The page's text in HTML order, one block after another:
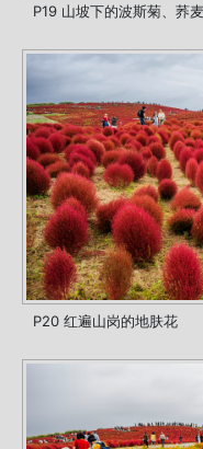
P19 山坡下的波斯菊、荞
P20 红遍山岗的地肤花